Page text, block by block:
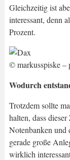
Gleichzeitig ist
interessant, denn
Prozent.
© markusspiske –
Wodurch
Trotzdem sollte
halten, dass
Notenbanken und
gerade große
wirklich